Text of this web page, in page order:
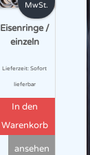
Eisenringe /
einzeln
MwSt.
Lieferzeit:Sofort
lieferbar
In den
Warenkorb
ansehen